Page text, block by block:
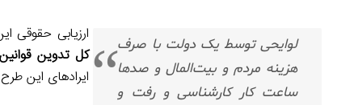
لوایحی توسط یک دولت با صرف
هزینه مردم و بیت‌المال و صدها
ساعت کار کارشناسی و رفت و
ارزیابی حقوقی
کل تدوین قوانین
ایرادهای این طرح را